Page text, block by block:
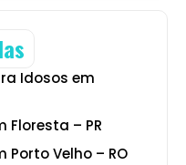
Idosos em
Floresta – PR
Velho – RO